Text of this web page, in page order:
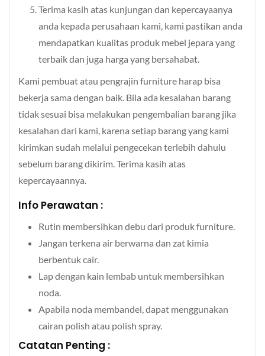
Terima kasih atas kunjungan dan kepercayaanya
anda kepada perusahaan kami, kami pastikan anda
mendapatkan kualitas produk mebel jepara yang
terbaik dan juga harga yang bersahabat.
Kami pembuat atau pengrajin furniture harap bisa
bekerja sama dengan baik. Bila ada kesalahan barang
tidak sesuai bisa melakukan pengembalian barang jika
kesalahan dari kami, karena setiap barang yang kami
kirimkan sudah melalui pengecekan terlebih dahulu
sebelum barang dikirim. Terima kasih atas
kepercayaannya.
Info Perawatan :
Rutin membersihkan debu dari produk furniture.
Jangan terkena air berwarna dan zat kimia
berbentuk cair.
Lap dengan kain lembab untuk membersihkan
noda.
Apabila noda membandel, dapat menggunakan
cairan polish atau polish spray.
Catatan Penting :